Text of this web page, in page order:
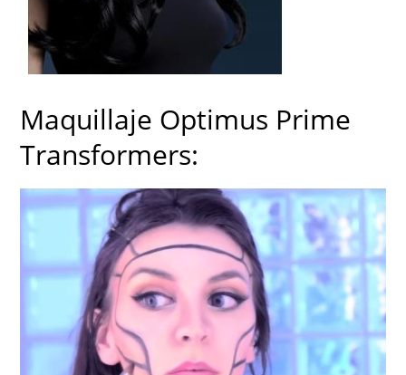
Maquillaje Optimus Prime
Transformers: